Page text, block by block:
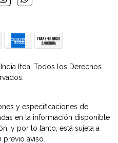
ltda. Todos los Derechos
y especificaciones de
en la información disponible
y por lo tanto, está sujeta a
previo aviso.